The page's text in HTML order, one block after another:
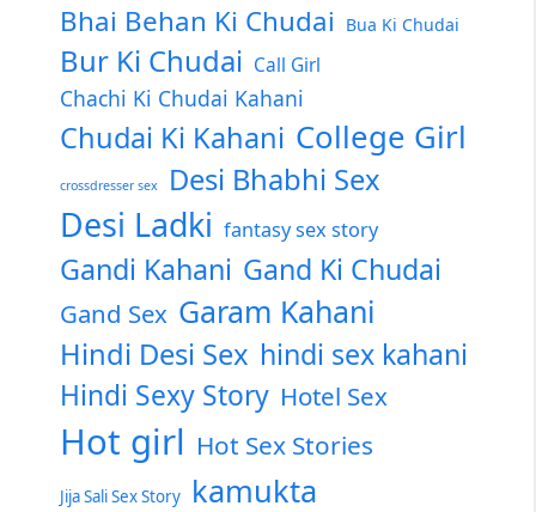
Bhai Behan Ki Chudai Bua Ki Chudai
Bur Ki Chudai Call Girl
Chachi Ki Chudai Kahani
Chudai Ki Kahani College Girl
crossdresser sex Desi Bhabhi Sex
Desi Ladki fantasy sex story
Gandi Kahani Gand Ki Chudai
Gand Sex Garam Kahani
Hindi Desi Sex hindi sex kahani
Hindi Sexy Story Hotel Sex
Hot girl Hot Sex Stories
Jija Sali Sex Story kamukta